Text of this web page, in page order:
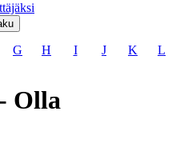
G H I J K L
Olla